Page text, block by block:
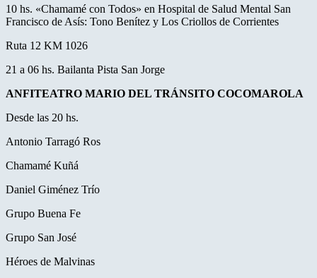
10 hs. «Chamamé con Todos» en Hospital de Salud Mental San
Francisco de Asís: Tono Benítez y Los Criollos de Corrientes
Ruta 12 KM 1026
21 a 06 hs. Bailanta Pista San Jorge
ANFITEATRO MARIO DEL TRÁNSITO COCOMAROLA
Desde las 20 hs.
Antonio Tarragó Ros
Chamamé Kuñá
Daniel Giménez Trío
Grupo Buena Fe
Grupo San José
Héroes de Malvinas